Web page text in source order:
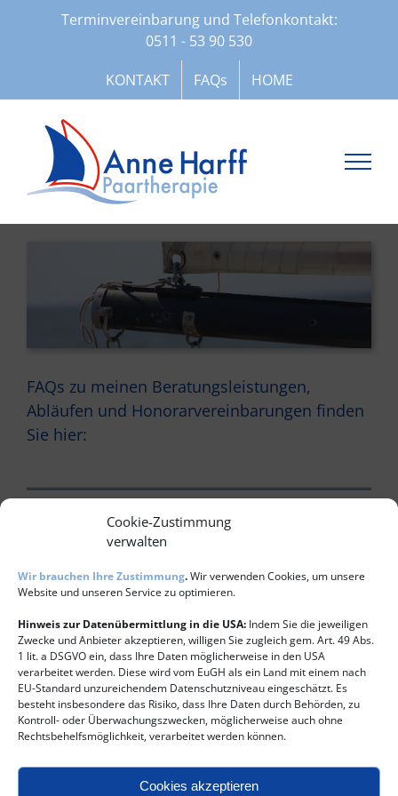
Cookie-Zustimmung
verwalten
Wir brauchen Ihre Zustimmung.Wir verwenden Cookies, um unsere
Website und unseren Service zu optimieren.
Hinweis zur Datenübermittlung in die USA: Indem Sie die jeweiligen
Zwecke und Anbieter akzeptieren, willigen Sie zugleich gem. Art. 49 Abs.
1 lit. a DSGVO ein, dass Ihre Daten möglicherweise in den USA
verarbeitet werden. Diese wird vom EuGH als ein Land mit einem nach
EU-Standard unzureichendem Datenschutzniveau eingeschätzt. Es
besteht insbesondere das Risiko, dass Ihre Daten durch Behörden, zu
Kontroll- oder Überwachungszwecken, möglicherweise auch ohne
Rechtsbehelfsmöglichkeit, verarbeitet werden können.
Cookies akzeptieren
Terminvereinbarung und Telefonkontakt:
0511 - 53 90 530
KONTAKT FAQs HOME
FAQs zu meinen Beratungsleistungen,
Abläufen und Honorarvereinbarungen finden
Sie hier:
All
Paartherapie/Beratung
Wie lange dauert eine Paartherapie/Beratung?
Welches Ziel verfolgen Sie in der Paartherapie/Beratung?
Wie lange dauert eine Sitzung?